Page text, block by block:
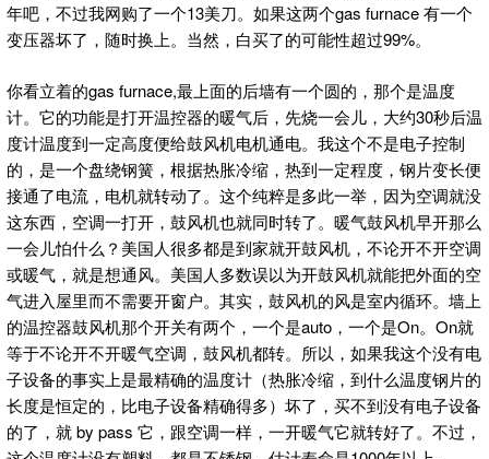
年吧，不过我网购了一个13美刀。如果这两个gas furnace 有一个
变压器坏了，随时换上。当然，白买了的可能性超过99%。
你看立着的gas furnace,最上面的后墙有一个圆的，那个是温度
计。它的功能是打开温控器的暖气后，先烧一会儿，大约30秒后温
度计温度到一定高度便给鼓风机电机通电。我这个不是电子控制
的，是一个盘绕钢簧，根据热胀冷缩，热到一定程度，钢片变长便
接通了电流，电机就转动了。这个纯粹是多此一举，因为空调就没
这东西，空调一打开，鼓风机也就同时转了。暖气鼓风机早开那么
一会儿怕什么？美国人很多都是到家就开鼓风机，不论开不开空调
或暖气，就是想通风。美国人多数误以为开鼓风机就能把外面的空
气进入屋里而不需要开窗户。其实，鼓风机的风是室内循环。墙上
的温控器鼓风机那个开关有两个，一个是auto，一个是On。On就
等于不论开不开暖气空调，鼓风机都转。所以，如果我这个没有电
子设备的事实上是最精确的温度计（热胀冷缩，到什么温度钢片的
长度是恒定的，比电子设备精确得多）坏了，买不到没有电子设备
的了，就 by pass 它，跟空调一样，一开暖气它就转好了。不过，